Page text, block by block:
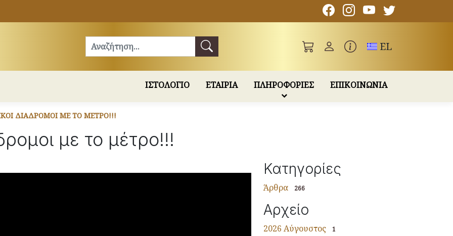
Toggle
EL
ΙΣΤΟΛΟΓΙΟ ΕΤΑΙΡΙΑ ΠΛΗΡΟΦΟΡΙΕΣ ΕΠΙΚΟΙΝΩΝΙΑ
ΔΙΆΔΡΟΜΟΙ ΜΕ ΤΟ ΜΈΤΡΟ!!!
με το μέτρο!!!
Κατηγορίες
Άρθρα 266
Αρχείο
2026 Αύγουστος 1